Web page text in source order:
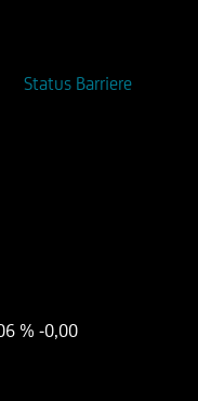
Status Barriere
% -0,00